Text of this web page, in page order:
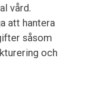
vård.
att hantera
såsom
och